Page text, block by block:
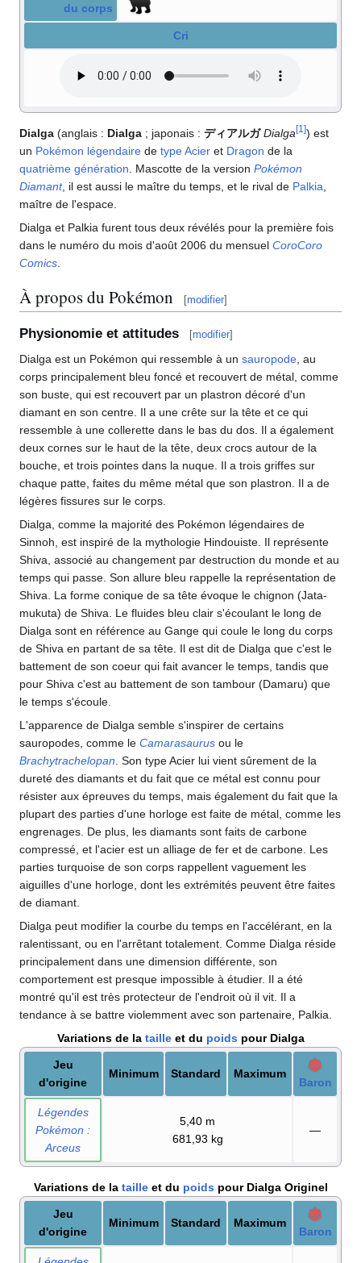
du corps
Cri
Dialga (anglais : Dialga ; japonais : ディアルガ Dialga [1 ]) est
un Pokémon légendaire de typeAcier et Dragon de la
quatrième génération . Mascotte de la version Pokémon
Diamant, il est aussi le maître du temps, et le rival de Palkia
maître de l'espace.
Dialga et Palkia furent tous deux révélés pour la première fois
dans le numéro du mois d'août 2006 du mensuel CoroCoro
Comics
À propos du Pokémon [modifier]
Physionomie et attitudes [modifier]
Dialga est un Pokémon qui ressemble à un sauropode , au
corps principalement bleu foncé et recouvert de métal, comme
son buste, qui est recouvert par un plastron décoré d'un
diamant en son centre. Il a une crête sur la tête et ce qui
ressemble à une collerette dans le bas du dos. Il a également
deux cornes sur le haut de la tête, deux crocs autour de la
bouche, et trois pointes dans la nuque. Il a trois griffes sur
chaque patte, faites du même métal que son plastron. Il a de
légères fissures sur le corps.
Dialga, comme la majorité des Pokémon légendaires de
Sinnoh, est inspiré de la mythologie Hindouiste. Il représente
Shiva, associé au changement par destruction du monde et au
temps qui passe. Son allure bleu rappelle la représentation de
Shiva. La forme conique de sa tête évoque le chignon (Jata-
mukuta) de Shiva. Le fluides bleu clair s'écoulant le long de
Dialga sont en référence au Gange qui coule le long du corps
de Shiva en partant de sa tête. Il est dit de Dialga que c'est le
battement de son coeur qui fait avancer le temps, tandis que
pour Shiva c'est au battement de son tambour (Damaru) que
le temps s'écoule.
L'apparence de Dialga semble s'inspirer de certains
sauropodes, comme le Camarasaurus ou le
Brachytrachelopan . Son type Acier lui vient sûrement de la
dureté des diamants et du fait que ce métal est connu pour
résister aux épreuves du temps, mais également du fait que la
plupart des parties d'une horloge est faite de métal, comme les
engrenages. De plus, les diamants sont faits de carbone
compressé, et l'acier est un alliage de fer et de carbone. Les
parties turquoise de son corps rappellent vaguement les
aiguilles d'une horloge, dont les extrémités peuvent être faites
de diamant.
Dialga peut modifier la courbe du temps en l'accélérant, en la
ralentissant, ou en l'arrêtant totalement. Comme Dialga réside
principalement dans une dimension différente, son
comportement est presque impossible à étudier. Il a été
montré qu'il est très protecteur de l'endroit où il vit. Il a
tendance à se battre violemment avec son partenaire, Palkia.
Variations de la tailleet du poids pour Dialga
Jeu
d'origine
Minimum Standard Maximum
Baron
Légendes
Pokémon :
Arceus
5,40 m
681,93 kg
—
Variations de la tailleet du poids pour Dialga Originel
Jeu
d'origine
Minimum Standard Maximum
Baron